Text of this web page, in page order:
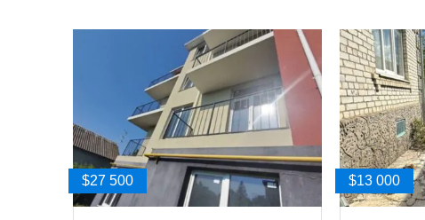
$27 500 $13 000